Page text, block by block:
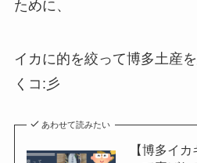
ために、
イカに的を絞って博多土産
くコ:彡
あわせて読みたい
【博多イ